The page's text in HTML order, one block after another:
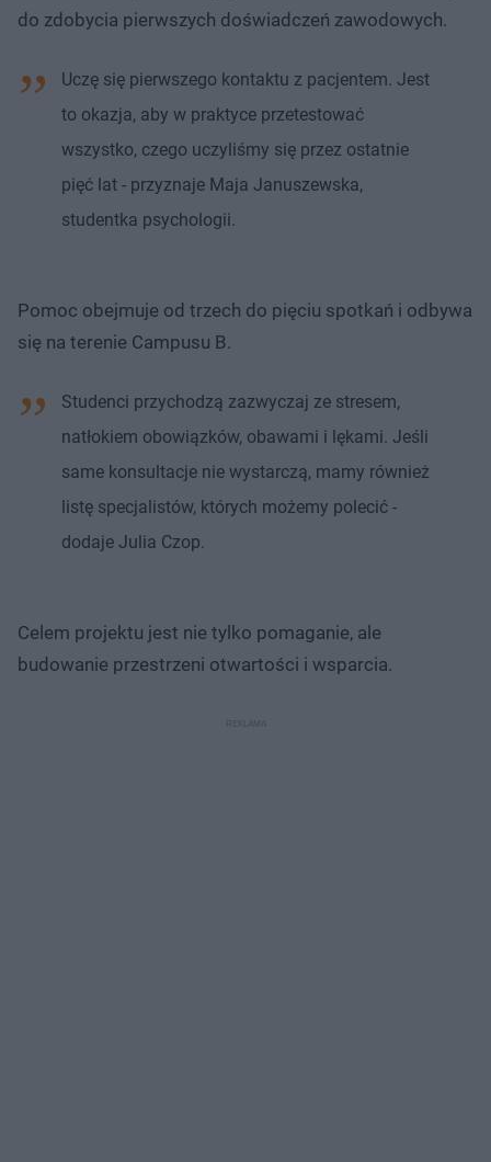
do zdobycia pierwszych doświadczeń zawodowych.
Uczę się pierwszego kontaktu z pacjentem. Jest
to okazja, aby w praktyce przetestować
wszystko, czego uczyliśmy się przez ostatnie
pięć lat - przyznaje Maja Januszewska,
studentka psychologii.
Pomoc obejmuje od trzech do pięciu spotkań i odbywa
się na terenie Campusu B.
Studenci przychodzą zazwyczaj ze stresem,
natłokiem obowiązków, obawami i lękami. Jeśli
same konsultacje nie wystarczą, mamy również
listę specjalistów, których możemy polecić -
dodaje Julia Czop.
Celem projektu jest nie tylko pomaganie, ale
budowanie przestrzeni otwartości i wsparcia.